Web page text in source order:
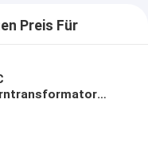
Preis Für